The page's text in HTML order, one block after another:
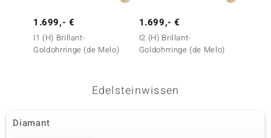
1.699,- €
I1 (H) Brillant-
Goldohrringe (de Melo)
1.699,- €
I2 (H) Brillant-
Goldohrringe (de Melo)
Edelsteinwissen
Diamant